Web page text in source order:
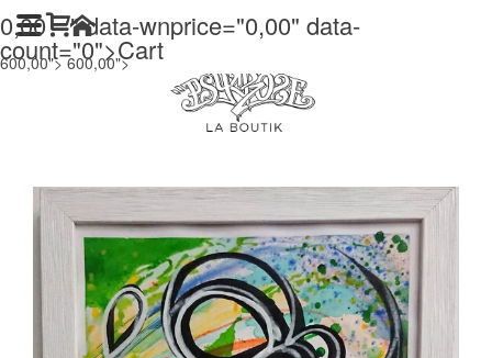
0,00 " data-wnprice="0,00" data-
count="0">Cart
600,00">600,00">